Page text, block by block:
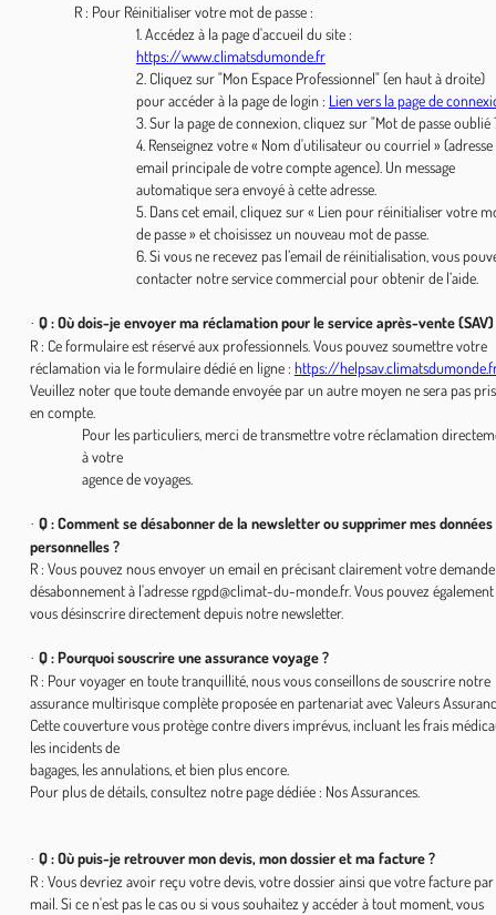
R : Pour Réinitialiser votre mot de passe :
1. Accédez à la page d'accueil du site :
https://www.climatsdumonde.fr
2. Cliquez sur "Mon Espace Professionnel" (en haut à droite)
pour accéder à la page de login : Lien vers la page de
3. Sur la page de connexion, cliquez sur "Mot de passe oublié
4. Renseignez votre « Nom d'utilisateur ou courriel » (adresse
email principale de votre compte agence). Un message
automatique sera envoyé à cette adresse.
5. Dans cet email, cliquez sur « Lien pour réinitialiser votre
de passe » et choisissez un nouveau mot de passe.
6. Si vous ne recevez pas l’email de réinitialisation, vous
contacter notre service commercial pour obtenir de l’aide.
· Q : Où dois-je envoyer ma réclamation pour le service après-vente (SAV)
R : Ce formulaire est réservé aux professionnels. Vous pouvez soumettre votre
réclamation via le formulaire dédié en ligne : https://
Veuillez noter que toute demande envoyée par un autre moyen ne sera pas
en compte.
Pour les particuliers, merci de transmettre votre réclamation
à votre
agence de voyages.
· Q : Comment se désabonner de la newsletter ou supprimer mes données
personnelles ?
R : Vous pouvez nous envoyer un email en précisant clairement votre
désabonnement à l'adresse rgpd@climat-du-monde.fr. Vous pouvez également
vous désinscrire directement depuis notre newsletter.
· Q : Pourquoi souscrire une assurance voyage ?
R : Pour voyager en toute tranquillité, nous vous conseillons de souscrire notre
assurance multirisque complète proposée en partenariat avec Valeurs
Cette couverture vous protège contre divers imprévus, incluant les frais
les incidents de
bagages, les annulations, et bien plus encore.
Pour plus de détails, consultez notre page dédiée : Nos Assurances.
· Q : Où puis-je retrouver mon devis, mon dossier et ma facture ?
R : Vous devriez avoir reçu votre devis, votre dossier ainsi que votre facture
mail. Si ce n'est pas le cas ou si vous souhaitez y accéder à tout moment, vous